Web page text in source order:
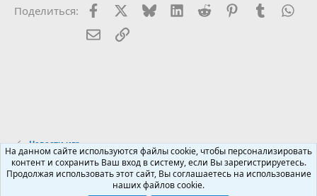
Поделиться: FacebookX (Twitter)
BlueskyLinkedInReddit PinterestTumblr
Электронная почта
Ссылка
Новости игр
Russian (RU)
На данном сайте используются файлы cookie, чтобы персонализировать
контент и сохранить Ваш вход в систему, если Вы зарегистрируетесь.
Продолжая использовать этот сайт, Вы соглашаетесь на использование
наших файлов cookie.